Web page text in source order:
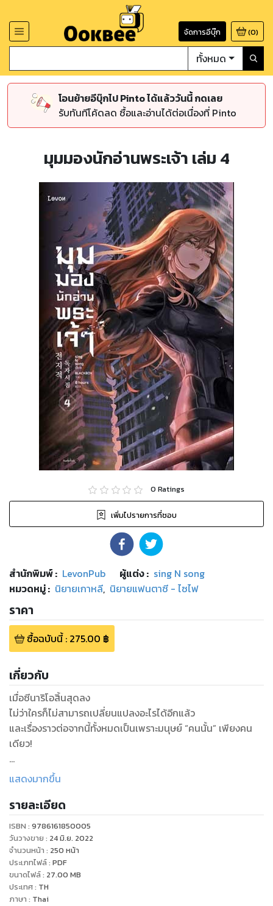
จัดการอีบุ๊ก (0)
ทั้งหมด
โอนย้ายอีบุ๊กไป Pinto ได้แล้ววันนี้ กดเลย
รับทันทีโค้ดลด ซื้อและอ่านได้ต่อเนื่องที่ Pinto
มุมมองนักอ่านพระเจ้า เล่ม 4
0 Ratings
เพิ่มไปรายการที่ชอบ
สำนักพิมพ์: LevonPub ผู้แต่ง : sing N song
หมวดหมู่: นิยายเกาหลี, นิยายแฟนตาซี - ไซไฟ
ราคา
ซื้อฉบับนี้: 275.00 ฿
เกี่ยวกับ
เมื่อซีนาริโอสิ้นสุดลง
ไม่ว่าใครก็ไม่สามารถเปลี่ยนแปลงอะไรได้อีกแล้ว
และเรื่องราวต่อจากนี้ทั้งหมดเป็นเพราะมนุษย์ “คนนั้น” เพียงคน
เดียว!
เล่มต่อของนิยายออริจินัลที่ถูกนำไปวาดเป็นเว็บตูน
รวมยอดวิวจากทุกช่องทางมากถึง 200 ล้านวิว!
สมาชิกกลุ่มกระจัดกระจายกันไปใน ‘โลกที่ไร้ราชา’
แต่คนแรกที่คิมดกจาได้เจอแทนที่จะเป็นเพื่อนคนใดคนหนึ่ง
กลับกลายเป็นยัยนักเขียนขี้ก๊อปนั่นซะได้
คู่กัดเลยต้องจับมือกันชั่วคราว เตรียมความพร้อมสู่ซีนาริโอถัดไป
แสดงมากขึ้น
รายละเอียด
ISBN : 9786161850005
วันวางขาย : 24 มิ.ย. 2022
จำนวนหน้า : 250 หน้า
ประเภทไฟล์: PDF
ขนาดไฟล์: 27.00 MB
ประเทศ: TH
ภาษา : Thai